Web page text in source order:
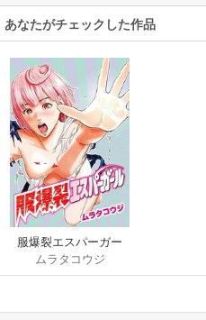
あなたがチェックした作品
服爆裂エスパーガー
ル
ムラタコウジ